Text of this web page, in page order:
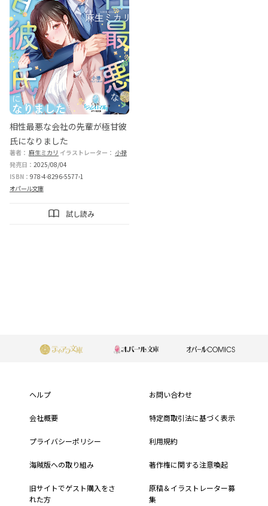
相性最悪な会社の先輩が極甘彼
氏になりました
著者： 麻生ミカリ イラストレーター： 小禄
発売日： 2025/08/04
ISBN： 978-4-8296-5577-1
オパール文庫
試し読み
ヘルプ お問い合わせ
会社概要 特定商取引法に基づく表示
プライバシーポリシー 利用規約
海賊版への取り組み 著作権に関する注意喚起
旧サイトでゲスト購入をさ
れた方
原稿＆イラストレーター募
集